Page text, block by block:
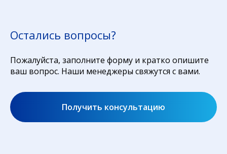
Остались вопросы?
Пожалуйста, заполните форму и кратко опишите
ваш вопрос. Наши менеджеры свяжутся с вами.
Получить консультацию